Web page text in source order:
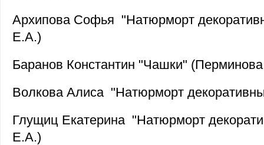
Архипова Софья "Натюрморт
Е.А.)
Баранов Константин "Чашки"
Волкова Алиса "Натюрморт
Глущиц Екатерина "Натюрморт
Е.А.)